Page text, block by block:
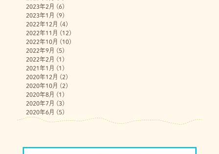
2023年2月 (6)
2023年1月 (9)
2022年12月 (4)
2022年11月 (12)
2022年10月 (10)
2022年9月 (5)
2022年2月 (1)
2021年1月 (1)
2020年12月 (2)
2020年10月 (2)
2020年8月 (1)
2020年7月 (3)
2020年6月 (5)